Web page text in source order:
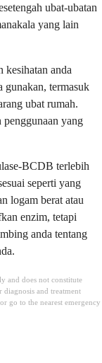
ubat-ubatan
yang lain
kesihatan anda
gunakan, termasuk
ubat rumah.
penggunaan yang
BCDB terlebih
seperti yang
logam berat atau
enzim, tetapi
anda tentang
and does not constitute
and treatment
go to the nearest emergency